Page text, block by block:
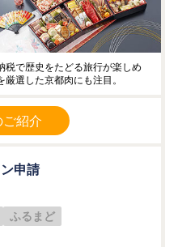
税で歴史をたどる旅行が楽しめ
選した京都肉にも注目。
ご紹介
申請
ふるまど